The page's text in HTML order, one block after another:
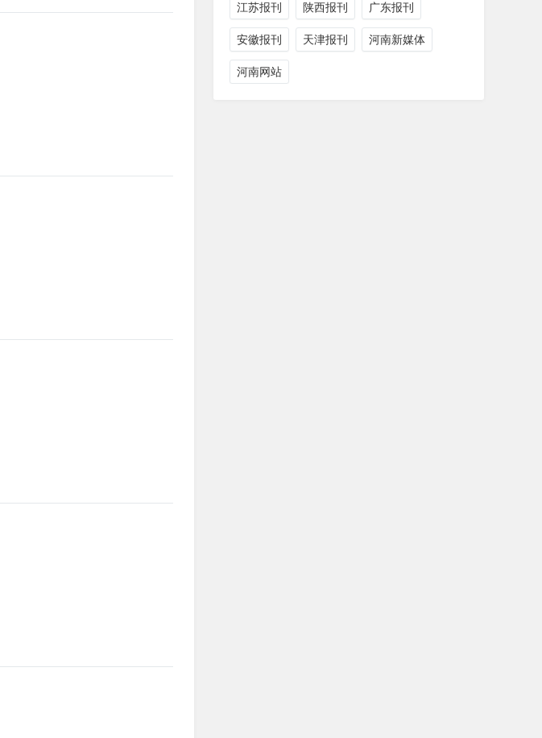
江苏报刊 陕西报刊 广东报刊
安徽报刊 天津报刊 河南新媒体
河南网站